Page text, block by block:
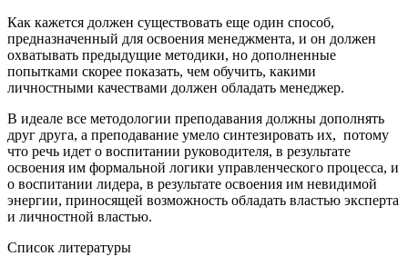
Как кажется должен существовать еще один способ,
предназначенный для освоения менеджмента, и он должен
охватывать предыдущие методики, но дополненные
попытками скорее показать, чем обучить, какими
личностными качествами должен обладать менеджер.
В идеале все методологии преподавания должны дополнять
друг друга, а преподавание умело синтезировать их, потому
что речь идет о воспитании руководителя, в результате
освоения им формальной логики управленческого процесса, и
о воспитании лидера, в результате освоения им невидимой
энергии, приносящей возможность обладать властью эксперта
и личностной властью.
Список литературы